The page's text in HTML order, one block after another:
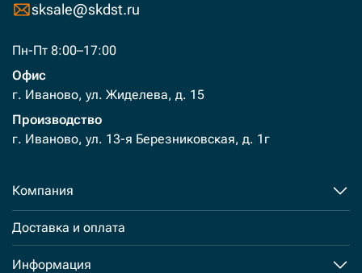
sksale@skdst.ru
Пн-Пт 8:00–17:00
Офис
г. Иваново, ул. Жиделева, д. 15
Производство
г. Иваново, ул. 13-я Березниковская, д. 1г
Компания
Доставка и оплата
Информация